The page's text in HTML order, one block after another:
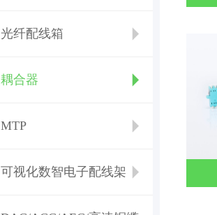
光纤配线箱
耦合器
MTP
可视化数智电子配线架